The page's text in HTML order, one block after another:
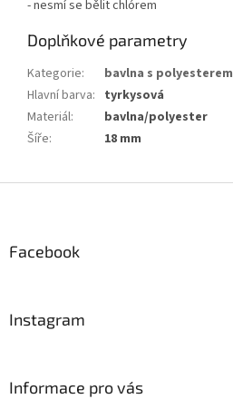
- nesmí se bělit chlórem
Doplňkové parametry
Kategorie:
bavlna s polyesterem
Hlavní barva: tyrkysová
Materiál:
bavlna/polyester
Šíře: 18 mm
Facebook
Instagram
Informace pro vás